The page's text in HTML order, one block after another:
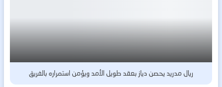
ريال مدريد يحصن دياز بعقد طويل الأمد ويؤمن استمراره بالفريق